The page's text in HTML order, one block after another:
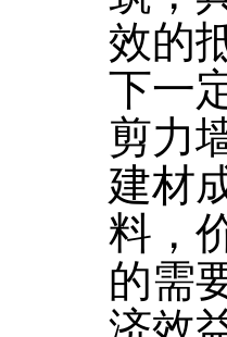
效的
下一
剪力
建材
料，
的需